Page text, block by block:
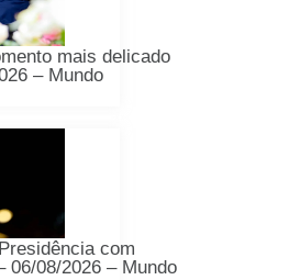
mais delicado
– Mundo
com
06/08/2026 – Mundo